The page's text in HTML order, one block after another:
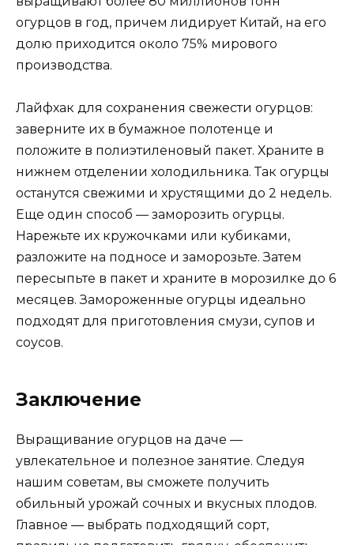
огурцов в год, причем лидирует Китай, на его
долю приходится около 75% мирового
производства.
Лайфхак для сохранения свежести огурцов:
заверните их в бумажное полотенце и
положите в полиэтиленовый пакет. Храните в
нижнем отделении холодильника. Так огурцы
останутся свежими и хрустящими до 2 недель.
Еще один способ — заморозить огурцы.
Нарежьте их кружочками или кубиками,
разложите на подносе и заморозьте. Затем
пересыпьте в пакет и храните в морозилке до 6
месяцев. Замороженные огурцы идеально
подходят для приготовления смузи, супов и
соусов.
Заключение
Выращивание огурцов на даче —
увлекательное и полезное занятие. Следуя
нашим советам, вы сможете получить
обильный урожай сочных и вкусных плодов.
Главное — выбрать подходящий сорт,